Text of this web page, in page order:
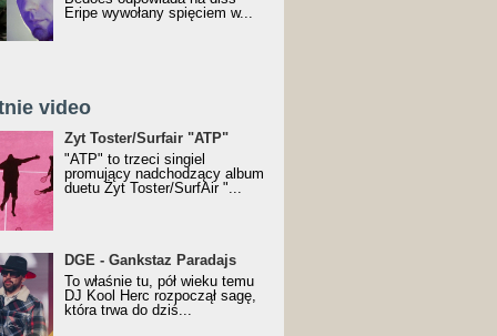
Eripe wywołany spięciem w...
video
SurfAir - ATP VIDEO
Żyt Toster/Surfair "ATP"
"ATP" to trzeci singiel
promujący nadchodzący album
duetu Żyt Toster/SurfAir "...
z nagrodą za
Trueschoolowy
Roku (Popkillery 2023)
DGE - Gankstaz Paradajs
To właśnie tu, pół wieku temu
DJ Kool Herc rozpoczął sagę,
która trwa do dziś...